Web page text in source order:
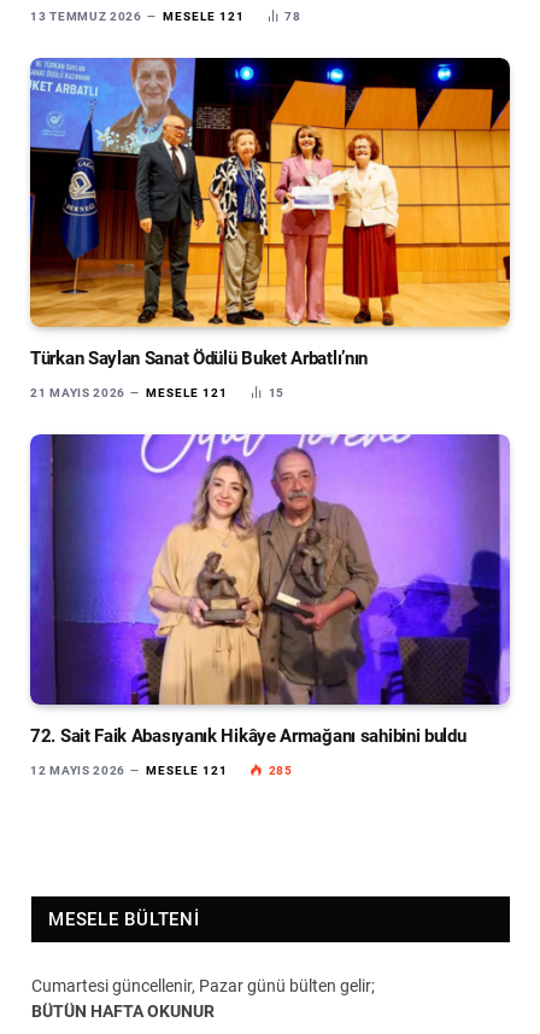
13 TEMMUZ 2026 MESELE 121 78
Türkan Saylan Sanat Ödülü Buket Arbatlı’nın
21 MAYIS 2026 MESELE 121 15
72. Sait Faik Abasıyanık Hikâye Armağanı sahibini buldu
12 MAYIS 2026 MESELE 121 285
MESELE BÜLTENI
Cumartesi güncellenir, Pazar günü bülten gelir;
BÜTÜN HAFTA OKUNUR